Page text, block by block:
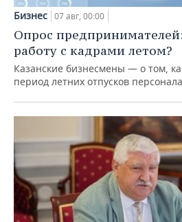
Бизнес 07 авг, 00:00
Опрос
работу с кадрами летом?
Казанские бизнесмены — о том,
период летних отпусков персонала